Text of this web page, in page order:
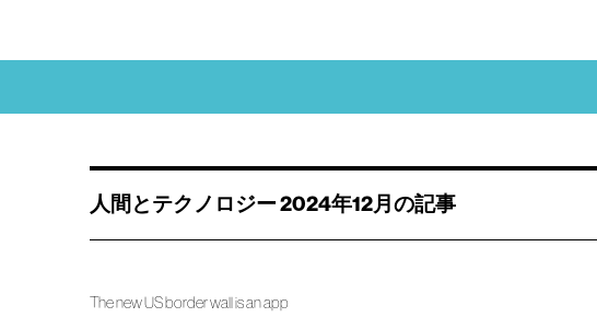
人間とテクノロジー 2024年12月の記事
The new US border wall is an app